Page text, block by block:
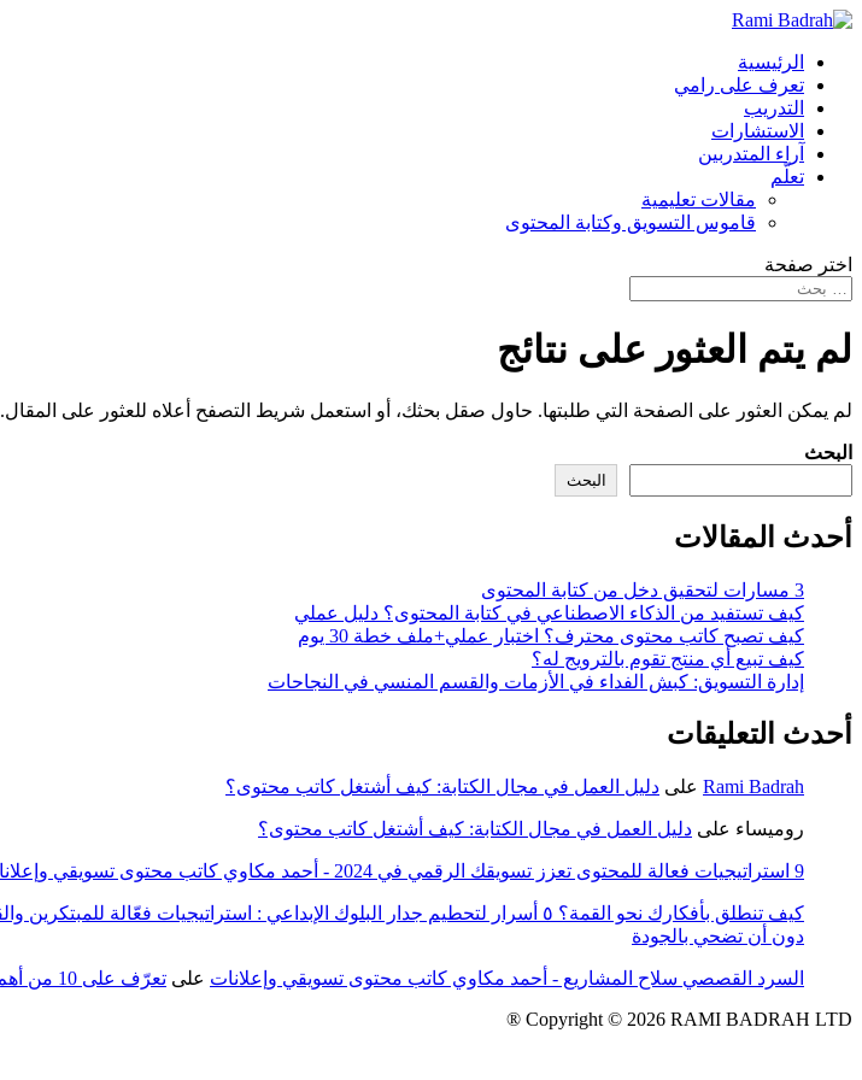
الرئيسية
تعرف على رامي
التدريب
الاستشارات
آراء المتدربين
تعلّم
مقالات تعليمية
قاموس التسويق وكتابة المحتوى
اختر صفحة
لم يتم العثور على نتائج
لم يمكن العثور على الصفحة التي طلبتها. حاول صقل بحثك، أو استعمل شريط التصفح أعلاه للعثور على المقال.
البحث
البحث
أحدث المقالات
3 مسارات لتحقيق دخل من كتابة المحتوى
كيف تستفيد من الذكاء الاصطناعي في كتابة المحتوى؟ دليل عملي
كيف تصبح كاتب محتوى محترف؟ اختبار عملي+ملف خطة 30 يوم
كيف تبيع أي منتج تقوم بالترويج له؟
إدارة التسويق: كبش الفداء في الأزمات والقسم المنسي في النجاحات
أحدث التعليقات
Rami Badrah على دليل العمل في مجال الكتابة: كيف أشتغل كاتب محتوى؟
روميساء على دليل العمل في مجال الكتابة: كيف أشتغل كاتب محتوى؟
9 استراتيجيات فعالة للمحتوى تعزز تسويقك الرقمي في 2024 - أحمد مكاوي كاتب محتوى تسويقي وإعلانات
كيف تنطلق بأفكارك نحو القمة؟ ٥ أسرار لتحطيم جدار البلوك الإبداعي : استراتيجيات فعّالة للمبتكرين والقادة - أحمد مكاوي كاتب محتوى تسويقي وإعل
دون أن تضحي بالجودة
السرد القصصي سلاح المشاريع - أحمد مكاوي كاتب محتوى تسويقي وإعلانات على تعرّف على 10 من أهم مواصفات كاتب المحتوى المحترف
Copyright © 2026 RAMI BADRAH LTD ®